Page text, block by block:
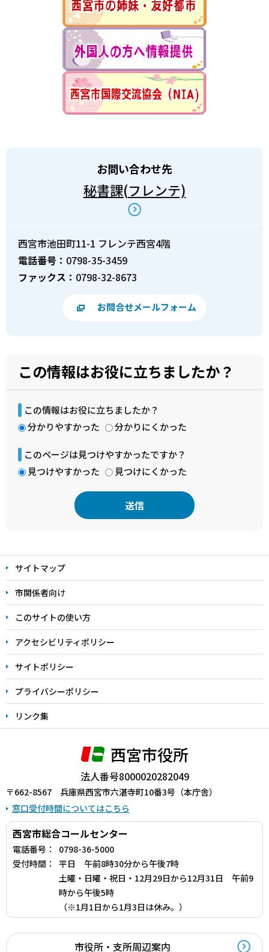
お問い合わせ先
秘書課(フレンテ)
西宮市池田町11-1 フレンテ西宮4階
電話番号： 0798-35-3459
ファックス： 0798-32-8673
お問合せメールフォーム
この情報はお役に立ちましたか？
この情報はお役に立ちましたか？
分かりやすかった
分かりにくかった
このページは見つけやすかったですか？
見つけやすかった
見つけにくかった
文
こ
こ
ま
で
サイトマップ
市関係者向け
このサイトの使い方
アクセシビリティポリシー
サイトポリシー
プライバシーポリシー
リンク集
西宮市役所
法人番号8000020282049
〒662-8567 兵庫県西宮市六湛寺町10番3号（本庁舎）
窓口受付時間についてはこちら
西宮市総合コールセンター
電話番号：
0798-36-5000
受付時間：
平日 午前8時30分から午後7時
土曜・日曜・祝日・12月29日から12月31日 午前9
時から午後5時
（※1月1日から1月3日は休み。）
市役所・支所周辺案内